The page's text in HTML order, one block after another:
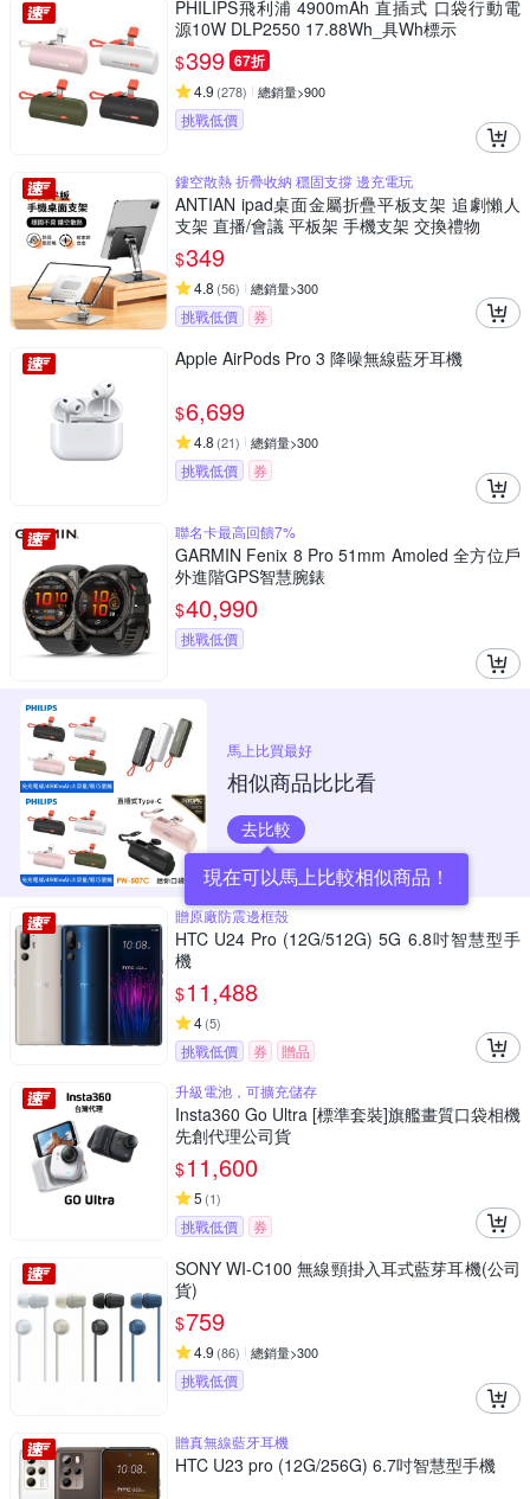
PHILIPS飛利浦 4900mAh 直插式 口袋行動電
源10W DLP2550 17.88Wh_具Wh標示
$399 67折
4.9 (278) 總銷量>900
挑戰低價
鏤空散熱 折疊收納 穩固支撐 邊充電玩
ANTIAN ipad桌面金屬折疊平板支架 追劇懶人
支架 直播/會議 平板架 手機支架 交換禮物
$349
4.8 (56) 總銷量>300
挑戰低價 券
Apple AirPods Pro 3 降噪無線藍牙耳機
$6,699
4.8 (21) 總銷量>300
挑戰低價 券
聯名卡最高回饋7%
GARMIN Fenix 8 Pro 51mm Amoled 全方位戶
外進階GPS智慧腕錶
$40,990
挑戰低價
馬上比買最好
相似商品比比看
去比較
現在可以馬上比較相似商品！
贈原廠防震邊框殼
HTC U24 Pro (12G/512G) 5G 6.8吋智慧型手
機
$11,488
4(5)
挑戰低價 券
贈品
升級電池，可擴充儲存
Insta360 Go Ultra [標準套裝]旗艦畫質口袋相機
先創代理公司貨
$11,600
5 (1)
挑戰低價 券
SONY WI-C100 無線頸掛入耳式藍芽耳機(公司
貨)
$759
4.9 (86) 總銷量>300
挑戰低價
贈真無線藍牙耳機
HTC U23 pro (12G/256G) 6.7吋智慧型手機